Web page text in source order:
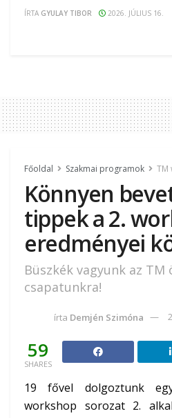
ÍRTA GYULAY TIBOR 2026. JÚLIUS 16.
Főoldal Szakmai programok TM
Könnyen
tippek a 2.
eredményei
Büszkék vagyunk az
csapatunkra!
írta Demjén Szimóna
59
SHARES
19 fővel dolgoztunk
workshop sorozat 2.